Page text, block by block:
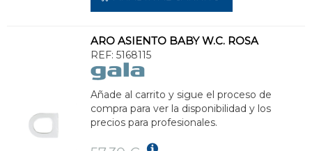
ARO ASIENTO BABY W.C. ROSA
REF: 5168115
Añade al carrito y sigue el proceso de
compra para ver la disponibilidad y los
precios para profesionales.